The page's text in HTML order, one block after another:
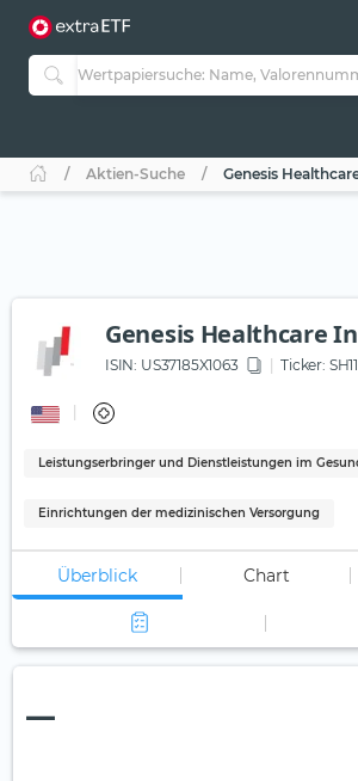
Aktien-Suche Genesis
Genesis Healthcare
ISIN: US37185X1063 Ticker: SH11
Leistungserbringer und Dienstleistungen im
Einrichtungen der medizinischen Versorgung
Überblick Chart
—